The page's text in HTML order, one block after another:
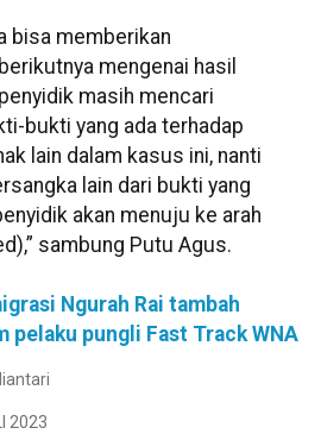
bisa memberikan
mengenai hasil
masih mencari
bukti yang ada terhadap
lain dalam kasus ini, nanti
lain dari bukti yang
akan menuju ke arah
sambung Putu Agus.
Ngurah Rai tambah
pelaku pungli Fast Track WNA
2023